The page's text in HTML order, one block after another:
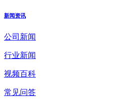
新闻资讯
公司新闻
行业新闻
视频百科
常见问答